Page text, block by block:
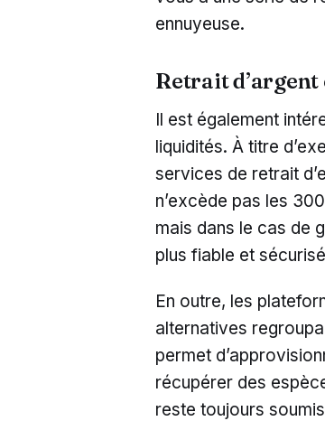
ennuyeuse.
Retrait
Il est également
liquidités. À titre
services de retrait
n’excède pas les
mais dans le cas de
plus fiable et
En outre, les
alternatives
permet
récupérer des
reste toujours